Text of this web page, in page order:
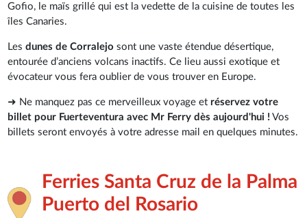
Gofio, le maïs grillé qui est la vedette de la cuisine de toutes les
îles Canaries.
Lesdunes de Corralejo sont une vaste étendue désertique,
entourée d’anciens volcans inactifs. Ce lieu aussi exotique et
évocateur vous fera oublier de vous trouver en Europe.
➜ Ne manquez pas ce merveilleux voyage et réservez votre
billet pour Fuerteventura avec Mr Ferry dès aujourd'hui ! Vos
billets seront envoyés à votre adresse mail en quelques minutes.
Ferries Santa Cruz de la Palma
Puerto del Rosario